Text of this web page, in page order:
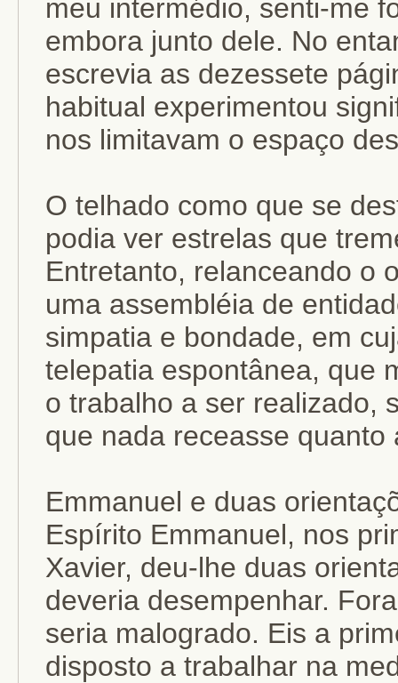
meu intermédio, senti-me
embora junto dele. No
escrevia as dezessete
habitual experimentou
nos limitavam o espaço
O telhado como que se
podia ver estrelas que
Entretanto, relanceando o
uma assembléia de
simpatia e bondade, em
telepatia espontânea, que
o trabalho a ser realizado,
que nada receasse
Emmanuel e duas
Espírito Emmanuel, nos
Xavier, deu-lhe duas
deveria desempenhar.
seria malogrado. Eis a
disposto a trabalhar na